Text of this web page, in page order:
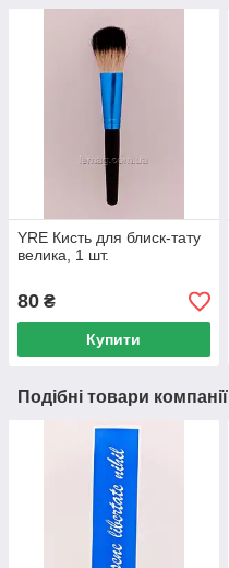
YRE Кисть для блиск-тату
велика, 1 шт.
80 ₴
Купити
Подібні товари компанії